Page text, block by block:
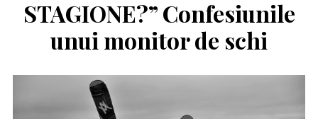
STAGIONE?” Confesiunile
unui monitor de schi